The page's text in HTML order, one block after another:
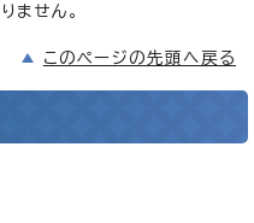
ません。
このページの先頭へ戻る